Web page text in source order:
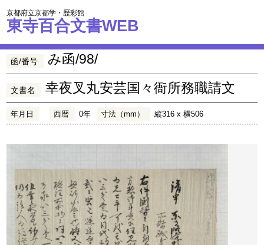
京都府立京都学・歴彩館
東寺百合文書WEB
函/番号 み函/98/
文書名 幸夜叉丸安芸国々衙所務職請文
年月日 西暦 0年 寸法（mm） 縦316 x 横506